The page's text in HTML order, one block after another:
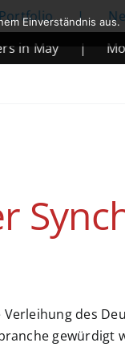
|
in May
des
gewürdigt
Einverständnis aus.